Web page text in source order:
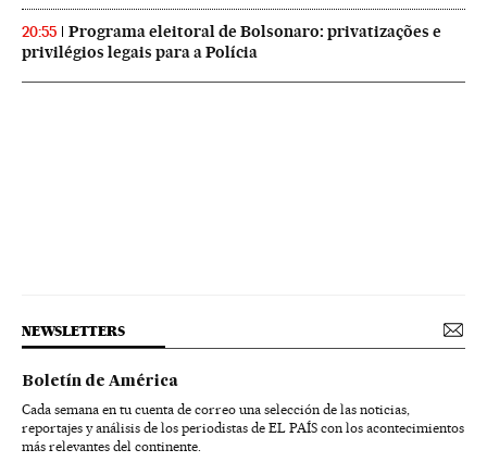
20:55
Programa eleitoral de Bolsonaro: privatizações e
privilégios legais para a Polícia
NEWSLETTERS
Boletín de América
Cada semana en tu cuenta de correo una selección de las noticias,
reportajes y análisis de los periodistas de EL PAÍS con los acontecimientos
más relevantes del continente.